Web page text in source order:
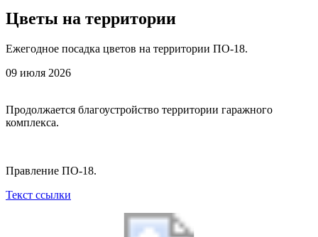
Цветы на территории
Ежегодное посадка цветов на территории ПО-18.
09 июля 2026
Продолжается благоустройство территории гаражного
комплекса.
Правление ПО-18.
Текст ссылки